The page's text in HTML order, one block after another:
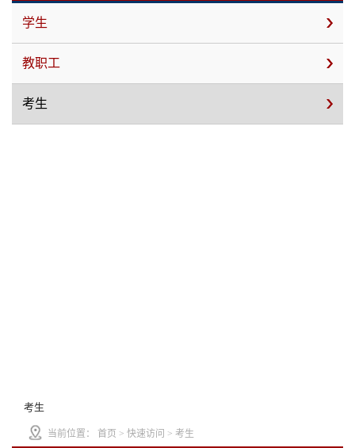
学生
教职工
考生
考生
当前位置： 首页 > 快速访问 > 考生